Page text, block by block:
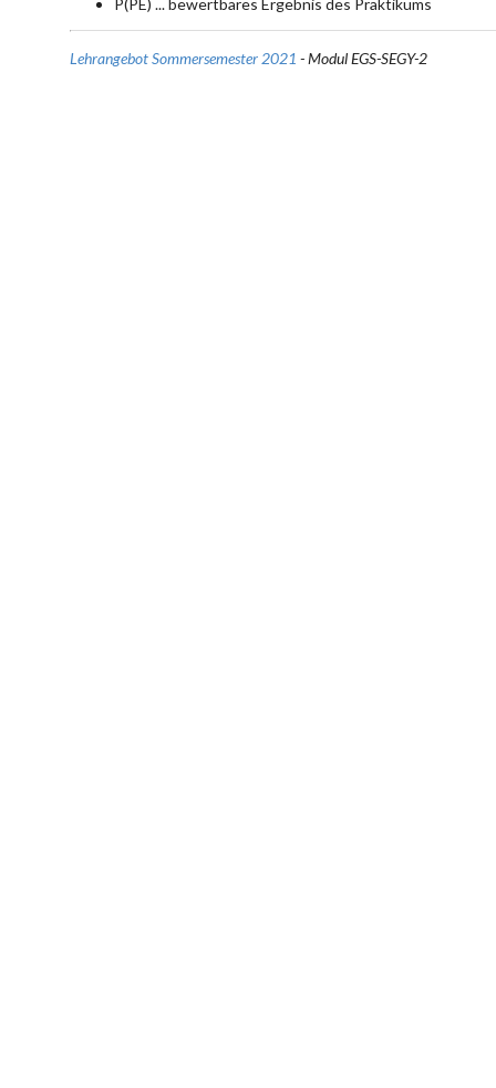
Lehrangebot Sommersemester 2021 - Modul EGS-SEGY-2